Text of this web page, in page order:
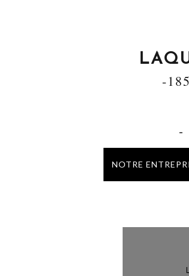
-
-
NOTRE